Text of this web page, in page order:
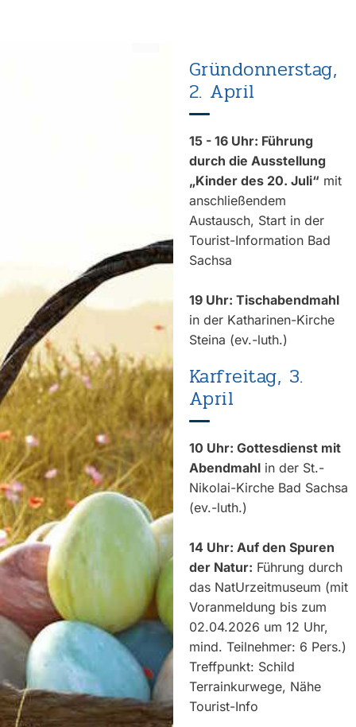
Gründonnerstag,
2. April
15 - 16 Uhr: Führung
durch die Ausstellung
„Kinder des 20. Juli“ mit
anschließendem
Austausch, Start in der
Tourist-Information Bad
Sachsa
19 Uhr: Tischabendmahl
in der Katharinen-Kirche
Steina (ev.-luth.)
Karfreitag, 3.
April
10 Uhr: Gottesdienst mit
Abendmahlin der St.-
Nikolai-Kirche Bad Sachsa
(ev.-luth.)
14 Uhr: Auf den Spuren
der Natur: Führung durch
das NatUrzeitmuseum (mit
Voranmeldung bis zum
02.04.2026 um 12 Uhr,
mind. Teilnehmer: 6 Pers.)
Treffpunkt: Schild
Terrainkurwege, Nähe
Tourist-Info